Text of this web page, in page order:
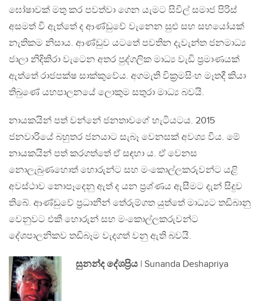
ඝෝෂාවක් මතු කර පවත්වා ගෙන යැමට සිවිල් සමාජ පිරිස්
අසමත් වි ඇත්තේ ද ආණ්ඩුවේ වැනෙන සුළු සහ සහයෝයක්
නැතිකම නිසාය. ආණ්ඩුව යටතේ පවතින දැවැන්ත ජනමාධ්‍ය
ජාලා නිදිකිරා වැටෙන අතර පුද්ගලික මාධ්‍ය වැඩි ප්‍රමාණයක්
ඇත්තේ රාජපක්ෂ සාක්කුවේය. අගමැති වික්‍රමසිංහ මෑතදී කියා
තිබුණේ යහපාලනයේ ලොකුම සතුරා මාධ්‍ය බවයි.
නායකයින් පත් වන්නේ ජනතාවගේ හැටියටය. 2015
ජනවාරියේ බහුතර ජනයාට සැබෑ වෙනසක් අවශ්‍ය විය. මේ
නායකයින් පත් කරගත්තේ ඒ සඳහා ය. ඒ වෙනස
නොලැබුණහොත් හොරුන්ට සහ මංකොල්ලකරුවන්ට යළි
අවස්ථාව නොපෑදෙනු ඇත් ද යන ප්‍රශ්ණය ඇසීමට දැන් සිදුව
තිබේ. ආණ්ඩුවේ ප්‍රධානීන් තේරුම්ගත යුත්තේ මාධ්‍යට තඩිබානු
වෙනුවට එකී හොරුන් සහ මංකොල්ලකරුවන්ට
දේශපාලනිකව තඩිබෑම වැදගත් වනු ඇති බවයි.
සුනන්ද දේශප්‍රිය | Sunanda Deshapriya